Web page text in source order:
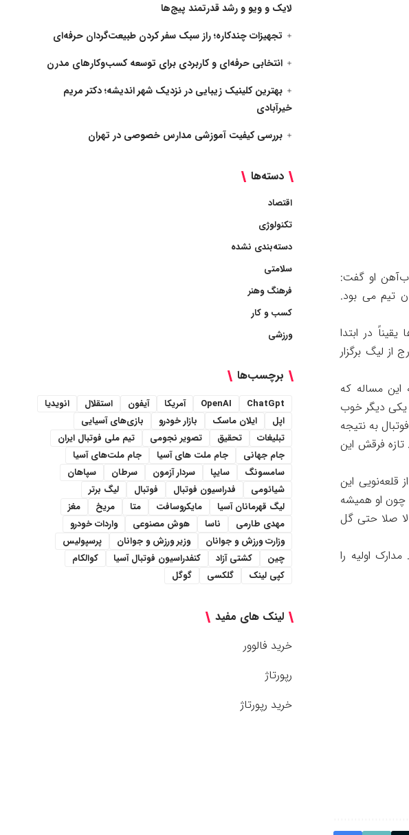
او گفت:
تیم می بود.
در ابتدا
لیگ برگزار
این مساله که
یکی دیگر خوب
به نتیجه
فرقش این
قلعه‌نویی این
او را تحول ندهید چون او همیشه
صلا حتی گل
اولیه را
لایک و ویو و رشد قدرتمند پیج‌ها
تجهیزات چندکاره؛ راز سبک سفر کردن طبیعت‌گردان حرفه‌ای
انتخابی حرفه‌ای و کاربردی برای توسعه کسب‌وکارهای مدرن
بهترین کلینیک زیبایی در نزدیک شهر اندیشه؛ دکتر مریم
خیرآبادی
بررسی کیفیت آموزشی مدارس خصوصی در تهران
دسته‌ها
اقتصاد
تکنولوژی
دسته‌بندی نشده
سلامتی
فرهنگ وهنر
کسب و کار
ورزشی
برچسب‌ها
ChatGpt
OpenAI آمریکا آیفون استقلال
انویدیا
اپل
ایلان ماسک بازار خودرو
بازی‌های آسیایی
تبلیغات
تحقیق تصویر نجومی
تیم ملی فوتبال ایران
جام جهانی
جام ملت های آسیا
جام ملت‌های آسیا
سامسونگ
سایپا سردار آزمون سرطان
سپاهان
شیائومی
فدراسیون فوتبال فوتبال
لیگ برتر
لیگ قهرمانان آسیا
مایکروسافت متا مریخ
مغز
مهدی طارمی
ناسا هوش مصنوعی
واردات خودرو
وزارت ورزش و جوانان
وزیر ورزش و جوانان
پرسپولیس
چین
کشتی آزاد کنفدراسیون فوتبال آسیا
کوالکام
کپی لینک
گلکسی گوگل
لینک های مفید
خرید فالوور
رپورتاژ
خرید رپورتاژ